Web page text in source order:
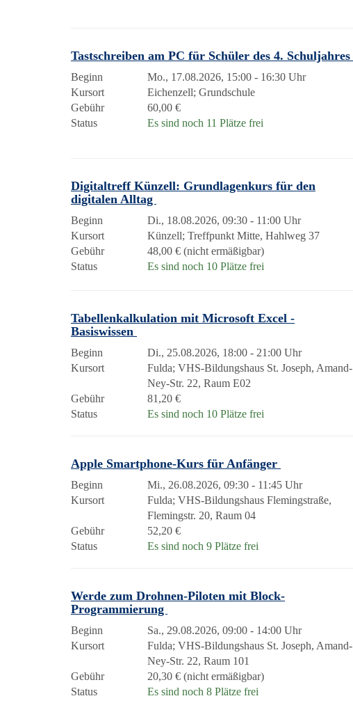
Tastschreiben am PC für Schüler des 4. Schuljahres
Beginn
Mo., 17.08.2026, 15:00 - 16:30 Uhr
Kursort
Eichenzell; Grundschule
Gebühr
60,00 €
Status
Es sind noch 11 Plätze frei
Digitaltreff Künzell: Grundlagenkurs für den
digitalen Alltag
Beginn
Di., 18.08.2026, 09:30 - 11:00 Uhr
Kursort
Künzell; Treffpunkt Mitte, Hahlweg 37
Gebühr
48,00 € (nicht ermäßigbar)
Status
Es sind noch 10 Plätze frei
Tabellenkalkulation mit Microsoft Excel -
Basiswissen
Beginn
Di., 25.08.2026, 18:00 - 21:00 Uhr
Kursort
Fulda; VHS-Bildungshaus St. Joseph, Amand-
Ney-Str. 22, Raum E02
Gebühr
81,20 €
Status
Es sind noch 10 Plätze frei
Apple Smartphone-Kurs für Anfänger
Beginn
Mi., 26.08.2026, 09:30 - 11:45 Uhr
Kursort
Fulda; VHS-Bildungshaus Flemingstraße,
Flemingstr. 20, Raum 04
Gebühr
52,20 €
Status
Es sind noch 9 Plätze frei
Werde zum Drohnen-Piloten mit Block-
Programmierung
Beginn
Sa., 29.08.2026, 09:00 - 14:00 Uhr
Kursort
Fulda; VHS-Bildungshaus St. Joseph, Amand-
Ney-Str. 22, Raum 101
Gebühr
20,30 € (nicht ermäßigbar)
Status
Es sind noch 8 Plätze frei